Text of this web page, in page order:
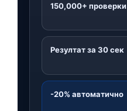
150,000+ проверки
Резултат за 30 сек
-20% автоматично